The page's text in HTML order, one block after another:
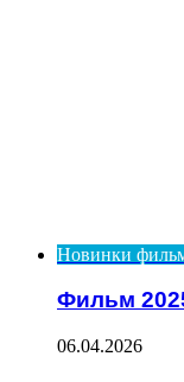
Новинки
Фильм
06.04.2026